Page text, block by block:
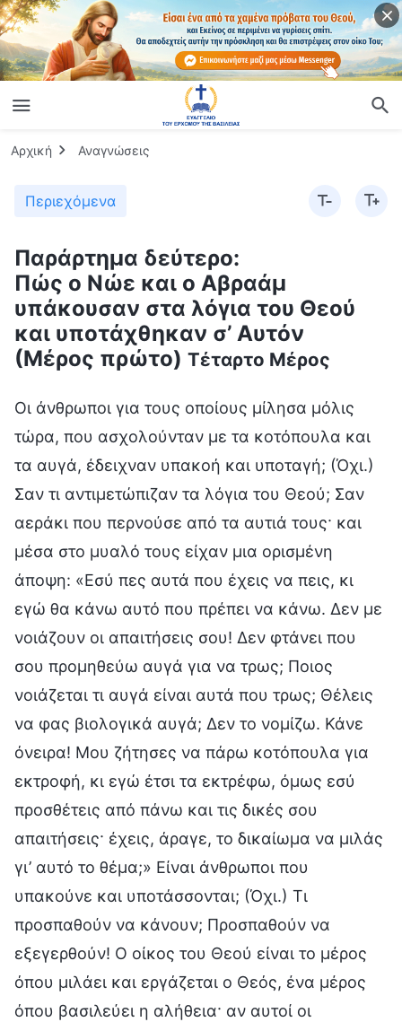
Αρχική Αναγνώσεις
Περιεχόμενα
Παράρτημα δεύτερο:
Πώς ο Νώε και ο Αβραάμ
υπάκουσαν στα λόγια του Θεού
και υποτάχθηκαν σ’ Αυτόν
(Μέρος πρώτο) Τέταρτο Μέρος
Οι άνθρωποι για τους οποίους μίλησα μόλις
τώρα, που ασχολούνταν με τα κοτόπουλα και
τα αυγά, έδειχναν υπακοή και υποταγή; (Όχι.)
Σαν τι αντιμετώπιζαν τα λόγια του Θεού; Σαν
αεράκι που περνούσε από τα αυτιά τους· και
μέσα στο μυαλό τους είχαν μια ορισμένη
άποψη: «Εσύ πες αυτά που έχεις να πεις, κι
εγώ θα κάνω αυτό που πρέπει να κάνω. Δεν με
νοιάζουν οι απαιτήσεις σου! Δεν φτάνει που
σου προμηθεύω αυγά για να τρως; Ποιος
νοιάζεται τι αυγά είναι αυτά που τρως; Θέλεις
να φας βιολογικά αυγά; Δεν το νομίζω. Κάνε
όνειρα! Μου ζήτησες να πάρω κοτόπουλα για
εκτροφή, κι εγώ έτσι τα εκτρέφω, όμως εσύ
προσθέτεις από πάνω και τις δικές σου
απαιτήσεις· έχεις, άραγε, το δικαίωμα να μιλάς
γι’ αυτό το θέμα;» Είναι άνθρωποι που
υπακούνε και υποτάσσονται; (Όχι.) Τι
προσπαθούν να κάνουν; Προσπαθούν να
εξεγερθούν! Ο οίκος του Θεού είναι το μέρος
όπου μιλάει και εργάζεται ο Θεός, ένα μέρος
όπου βασιλεύει η αλήθεια· αν αυτοί οι